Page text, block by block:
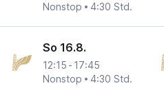
Nonstop
4:30 Std.
So 16.8.
12:15 - 17:45
Nonstop
4:30 Std.